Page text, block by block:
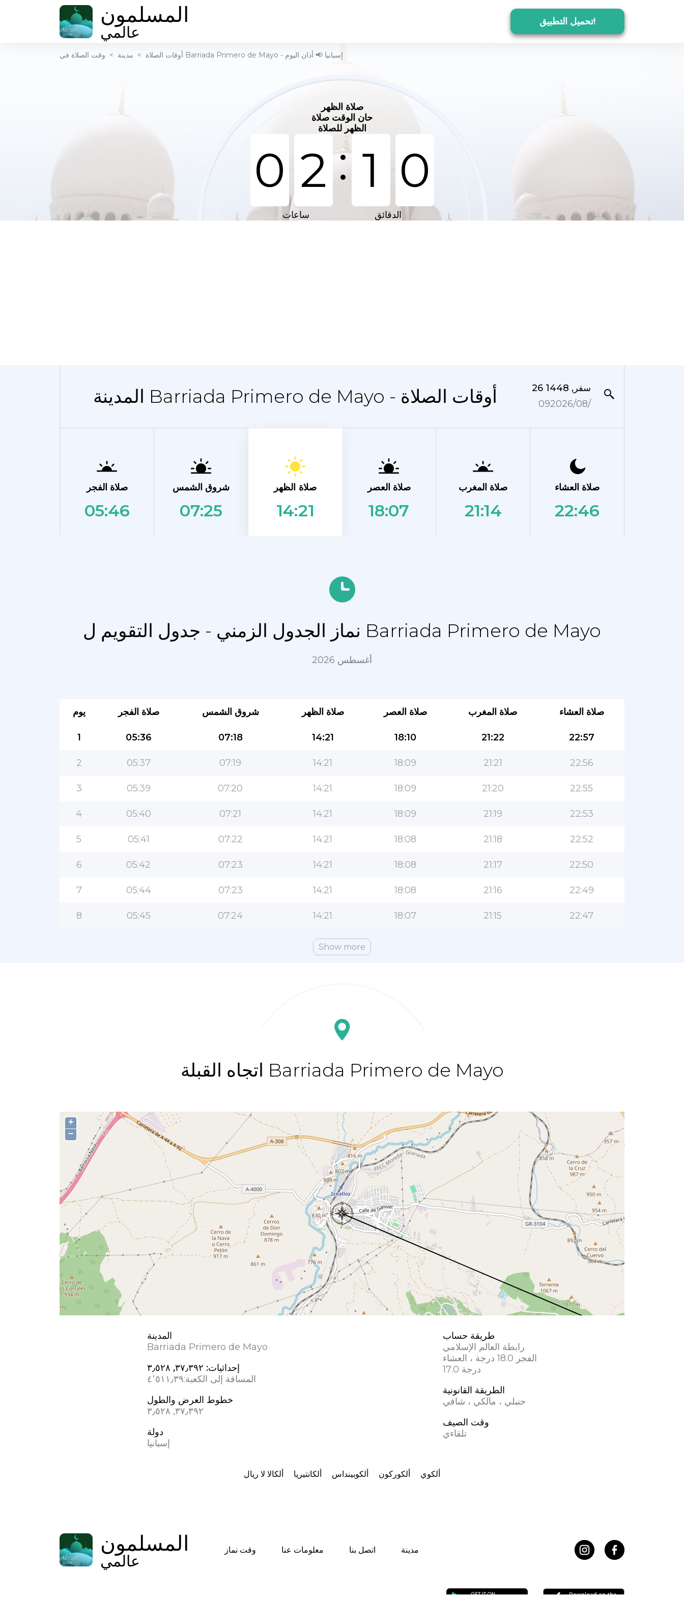
المسلمون
عالمي تحميل التطبيق!
أوقات الصلاة > مدينة > وقت الصلاة في Barriada Primero de Mayo - إسبانيا 📢 أذان اليوم
صلاة الظهر
حان الوقت صلاة
الظهر للصلاة
0 2 : 1 0
ساعات الدقائق
المدينة Barriada Primero de Mayo - أوقات الصلاة
26 سفر, 1448
09‏/08‏/2026
صلاة الفجر
05:46
شروق الشمس
07:25
صلاة الظهر
14:21
صلاة العصر
18:07
صلاة المغرب
21:14
صلاة العشاء
22:46
نماز الجدول الزمني - جدول التقويم ل Barriada Primero de Mayo
أغسطس 2026
يوم صلاة الفجر شروق الشمس صلاة الظهر صلاة العصر صلاة المغرب صلاة العشاء
1 05:36 07:18 14:21 18:10 21:22 22:57
2 05:37 07:19 14:21 18:09 21:21 22:56
3 05:39 07:20 14:21 18:09 21:20 22:55
4 05:40 07:21 14:21 18:09 21:19 22:53
5 05:41 07:22 14:21 18:08 21:18 22:52
6 05:42 07:23 14:21 18:08 21:17 22:50
7 05:44 07:23 14:21 18:08 21:16 22:49
8 05:45 07:24 14:21 18:07 21:15 22:47
Show more
اتجاه القبلة Barriada Primero de Mayo
+
−
المدينة
Barriada Primero de Mayo
إحداثيات: ٣٧٫٣٩٢, ؜٣٫٥٢٨
المسافة إلى الكعبة:٤٬٥١١٫٣٩
خطوط العرض والطول
٣٧٫٣٩٢, ؜٣٫٥٢٨
دولة
إسبانيا
طريقة حساب
رابطة العالم الإسلامي
الفجر 18.0 درجة ، العشاء
17.0 درجة
الطريقة القانونية
حنبلي ، مالكي ، شافي
وقت الصيف
تلقاءي
ألكالا لا ريال ألكانتيريا ألكوبينداس ألكوركون ألكوي
المسلمون
عالمي وقت نماز معلومات عنا اتصل بنا مدينة
التطبيق الأكثر شعبية للمسلمين!
التطبيق الإسلامي الشهير لنمط الحياة ، مع ميزات سهلة